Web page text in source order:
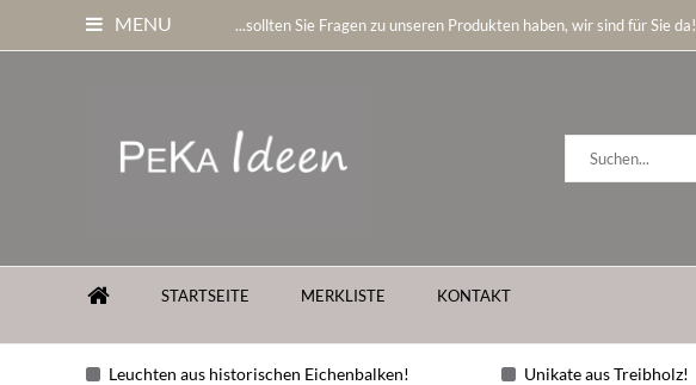
MENU ...sollten Sie Fragen zu unseren Produkten haben, wir sind für Sie da!
STARTSEITE MERKLISTE KONTAKT
Leuchten aus historischen Eichenbalken! Unikate aus Treibholz!